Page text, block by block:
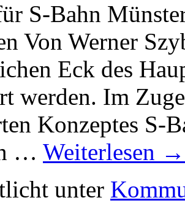
S-Bahn
Von Werner
Eck des
werden. Im
Konzeptes S-
… Weiterlesen →
unter